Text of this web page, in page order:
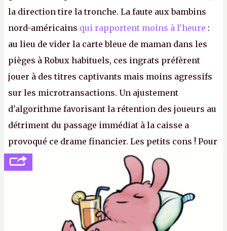
la direction tire la tronche. La faute aux bambins
nord-américains qui rapportent moins à l'heure :
au lieu de vider la carte bleue de maman dans les
pièges à Robux habituels, ces ingrats préfèrent
jouer à des titres captivants mais moins agressifs
sur les microtransactions. Un ajustement
d'algorithme favorisant la rétention des joueurs au
détriment du passage immédiat à la caisse a
provoqué ce drame financier. Les petits cons ! Pour
se consoler, le PDG David Baszucki peut compter
sur le déblocage du jeu en Russie et l'explosion des
joueurs majeurs (+32 %). L'avenir appartient donc
aux adultes, qui ne sont jamais que des enfants
avec du pouvoir d'achat.P.